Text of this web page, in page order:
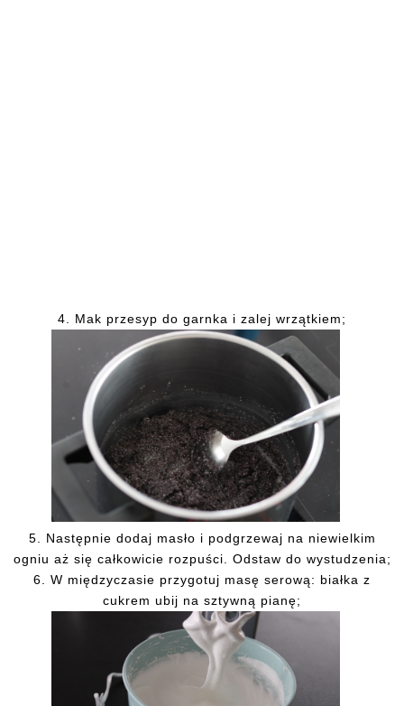
4. Mak przesyp do garnka i zalej wrzątkiem;
5. Następnie dodaj masło i podgrzewaj na niewielkim
ogniu aż się całkowicie rozpuści. Odstaw do wystudzenia;
6. W międzyczasie przygotuj masę serową: białka z
cukrem ubij na sztywną pianę;